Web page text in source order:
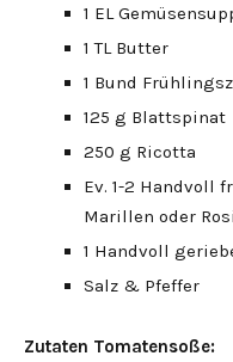
1 EL
1 TL Butter
1 Bund
125 g Blattspinat
250 g Ricotta
Ev. 1-2 Handvoll
Marillen oder
1 Handvoll
Salz & Pfeffer
Zutaten Tomatensoße: